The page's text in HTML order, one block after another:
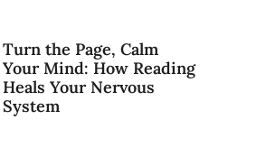
Turn the Page, Calm
Your Mind: How Reading
Heals Your Nervous
System